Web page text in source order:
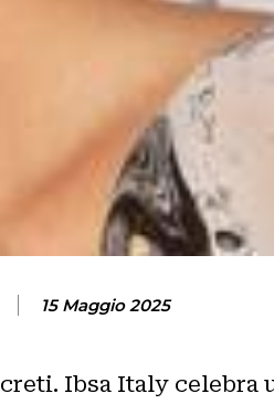
15 Maggio 2025
Ibsa Italy celebra